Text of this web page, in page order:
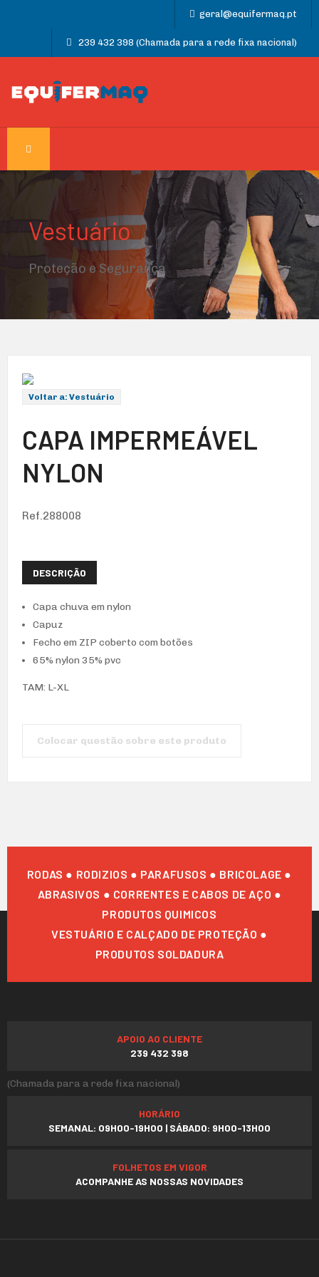
geral@equifermaq.pt
239 432 398 (Chamada para a rede fixa nacional)
Vestuário
Proteção e Segurança
Voltar a: Vestuário
CAPA IMPERMEÁVEL
NYLON
Ref.288008
DESCRIÇÃO
Capa chuva em nylon
Capuz
Fecho em ZIP coberto com botões
65% nylon 35% pvc
TAM: L-XL
Colocar questão sobre este produto
RODAS ● RODIZIOS ● PARAFUSOS ● BRICOLAGE ●
ABRASIVOS ● CORRENTES E CABOS DE AÇO ●
PRODUTOS QUIMICOS
VESTUÁRIO E CALÇADO DE PROTEÇÃO ●
PRODUTOS SOLDADURA
APOIO AO CLIENTE
239 432 398
(Chamada para a rede fixa nacional)
HORÁRIO
SEMANAL: 09H00-19H00 | SÁBADO: 9H00-13H00
FOLHETOS EM VIGOR
ACOMPANHE AS NOSSAS NOVIDADES